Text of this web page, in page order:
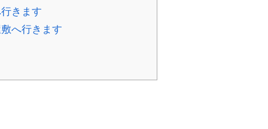
きます
へ行きます